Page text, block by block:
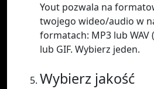
Yout pozwala na
twojego wideo/audio w
formatach: MP3 lub WAV
lub GIF. Wybierz jeden.
Wybierz jakość